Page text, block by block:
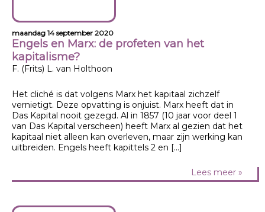
maandag 14 september 2020
Engels en Marx: de profeten van het
kapitalisme?
F. (Frits) L. van Holthoon
Het cliché is dat volgens Marx het kapitaal zichzelf
vernietigt. Deze opvatting is onjuist. Marx heeft dat in
Das Kapital nooit gezegd. Al in 1857 (10 jaar voor deel 1
van Das Kapital verscheen) heeft Marx al gezien dat het
kapitaal niet alleen kan overleven, maar zijn werking kan
uitbreiden. Engels heeft kapittels 2 en […]
Lees meer »